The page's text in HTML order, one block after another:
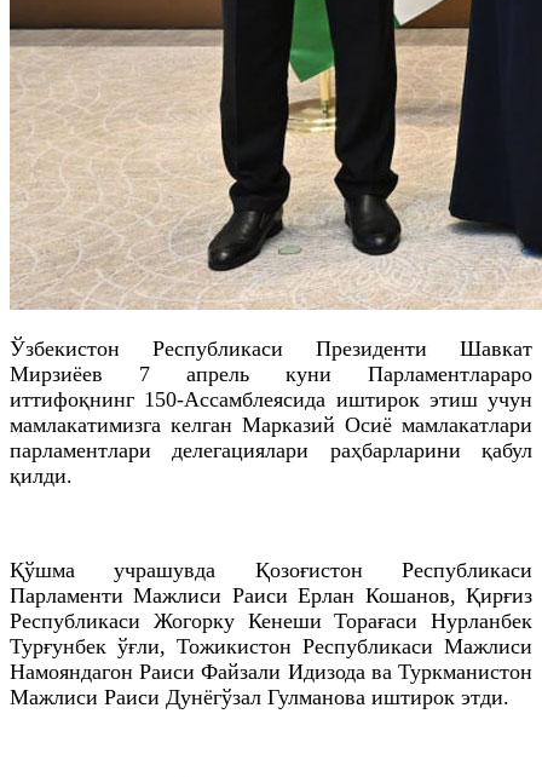
Ўзбекистон Республикаси Президенти Шавкат
Мирзиёев 7 апрель куни Парламентлараро
иттифоқнинг 150-Ассамблеясида иштирок этиш учун
мамлакатимизга келган Марказий Осиё мамлакатлари
парламентлари делегациялари раҳбарларини қабул
қилди.
Қўшма учрашувда Қозоғистон Республикаси
Парламенти Мажлиси Раиси Ерлан Кошанов, Қирғиз
Республикаси Жогорку Кенеши Торағаси Нурланбек
Турғунбек ўғли, Тожикистон Республикаси Мажлиси
Намояндагон Раиси Файзали Идизода ва Туркманистон
Мажлиси Раиси Дунёгўзал Гулманова иштирок этди.